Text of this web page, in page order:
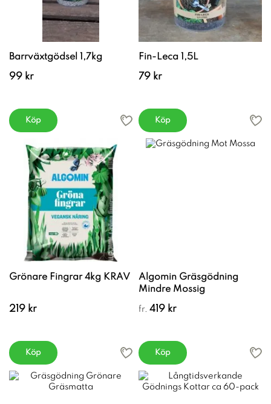
Barrväxtgödsel 1,7kg
99 kr
Köp
Fin-Leca 1,5L
79 kr
Köp
Grönare Fingrar 4kg KRAV
219 kr
Köp
Algomin Gräsgödning
Mindre Mossig
fr. 419 kr
Köp